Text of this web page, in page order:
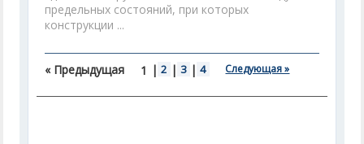
предельных состояний, при которых
конструкции ...
« Предыдущая 1 | 2 | 3 | 4 Следующая »